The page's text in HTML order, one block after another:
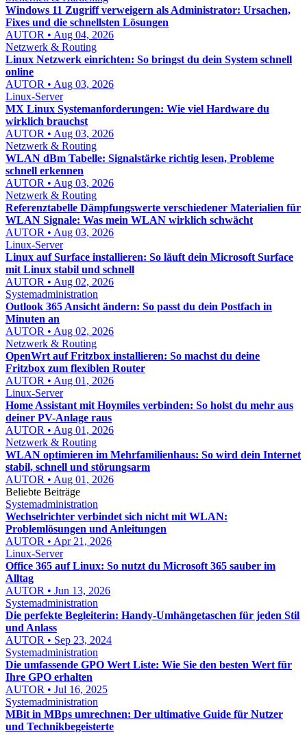
Windows 11 Zugriff verweigern als Administrator: Ursachen,
Fixes und die schnellsten Lösungen
AUTOR • Aug 04, 2026
Netzwerk & Routing
Linux Netzwerk einrichten: So bringst du dein System schnell
online
AUTOR • Aug 03, 2026
Linux-Server
MX Linux Systemanforderungen: Wie viel Hardware du
wirklich brauchst
AUTOR • Aug 03, 2026
Netzwerk & Routing
WLAN dBm Tabelle: Signalstärke richtig lesen, Probleme
schnell erkennen
AUTOR • Aug 03, 2026
Netzwerk & Routing
Referenztabelle Dämpfungswerte verschiedener Materialien für
WLAN Signale: Was mein WLAN wirklich schwächt
AUTOR • Aug 03, 2026
Linux-Server
Linux auf Surface installieren: So läuft dein Microsoft Surface
mit Linux stabil und schnell
AUTOR • Aug 02, 2026
Systemadministration
Outlook 365 Ansicht ändern: So passt du dein Postfach in
Minuten an
AUTOR • Aug 02, 2026
Netzwerk & Routing
OpenWrt auf Fritzbox installieren: So machst du deine
Fritzbox zum flexiblen Router
AUTOR • Aug 01, 2026
Linux-Server
Home Assistant mit Hoymiles verbinden: So holst du mehr aus
deiner PV-Anlage raus
AUTOR • Aug 01, 2026
Netzwerk & Routing
WLAN optimieren im Mehrfamilienhaus: So wird dein Internet
stabil, schnell und störungsarm
AUTOR • Aug 01, 2026
Beliebte Beiträge
Systemadministration
Wechselrichter verbindet sich nicht mit WLAN:
Problemlösungen und Anleitungen
AUTOR • Apr 21, 2026
Linux-Server
Office 365 auf Linux: So nutzt du Microsoft 365 sauber im
Alltag
AUTOR • Jun 13, 2026
Systemadministration
Die perfekte Begleiterin: Handy-Umhängetaschen für jeden Stil
und Anlass
AUTOR • Sep 23, 2024
Systemadministration
Die umfassende GPO Wert Liste: Wie Sie den besten Wert für
Ihre GPO erhalten
AUTOR • Jul 16, 2025
Systemadministration
MBit in MBps umrechnen: Der ultimative Guide für Nutzer
und Technikbegeisterte